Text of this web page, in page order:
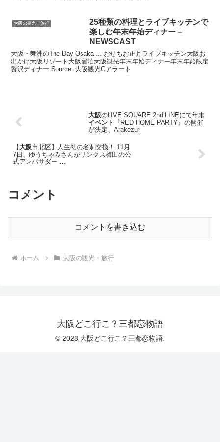
大阪の観光・旅行
25種類の料理とライブキッチンで
楽しむ年末年始ディナー –
NEWSCAST
大阪・舞洲のThe Day Osaka ... おせちお正月ライブキッチン大阪お
出かけ大阪リゾート大阪宿泊大阪観光年末年始ディナー年末年始限定
贅沢ディナー.Source: 大阪観光Gアラート
大阪のLIVE SQUARE 2nd LINEにて年末
イベント
『RED HOME PARTY』の開催
が決定、Arakezuri
【大阪市北区】人生初の名刺交換！ 11月
7日、ゆうちゃみさんがリンクス梅田の公
式アンバサダー …
コメント
コメントを書き込む
ホーム 大阪の観光・旅行
大阪どこ行こ？三都恋物語
© 2023 大阪どこ行こ？三都恋物語.